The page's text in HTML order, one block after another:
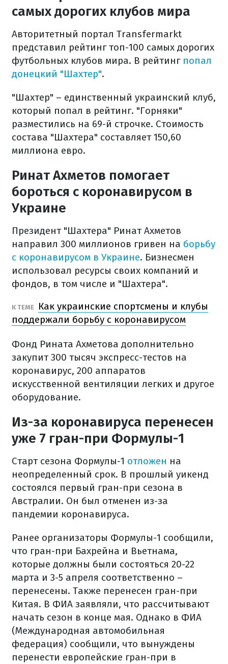
самых дорогих клубов мира
Авторитетный портал Transfermarkt
представил рейтинг топ-100 самых дорогих
футбольных клубов мира. В рейтинг попал
донецкий "Шахтер".
"Шахтер" – единственный украинский клуб,
который попал в рейтинг. "Горняки"
разместились на 69-й строчке. Стоимость
состава "Шахтера" составляет 150,60
миллиона евро.
Ринат Ахметов помогает
бороться с коронавирусом в
Украине
Президент "Шахтера" Ринат Ахметов
направил 300 миллионов гривен на борьбу
с коронавирусом в Украине. Бизнесмен
использовал ресурсы своих компаний и
фондов, в том числе и "Шахтера".
К ТЕМЕ
Как украинские спортсмены и клубы
поддержали борьбу с коронавирусом
Фонд Рината Ахметова дополнительно
закупит 300 тысяч экспресс-тестов на
коронавирус, 200 аппаратов
искусственной вентиляции легких и другое
оборудование.
Из-за коронавируса перенесен
уже 7 гран-при Формулы-1
Старт сезона Формулы-1 отложен на
неопределенный срок. В прошлый уикенд
состоялся первый гран-при сезона в
Австралии. Он был отменен из-за
пандемии коронавируса.
Ранее организаторы Формулы-1 сообщили,
что гран-при Бахрейна и Вьетнама,
которые должны были состояться 20-22
марта и 3-5 апреля соответственно –
перенесены. Также перенесен гран-при
Китая. В ФИА заявляли, что рассчитывают
начать сезон в конце мая. Однако в ФИА
(Международная автомобильная
федерация) сообщили, что вынуждены
перенести европейские гран-при в